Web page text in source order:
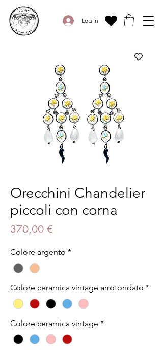
Log in
Orecchini Chandelier
piccoli con corna
370,00 €Prezzo
Colore argento *
Colore ceramica vintage arrotondato *
Colore ceramica vintage *